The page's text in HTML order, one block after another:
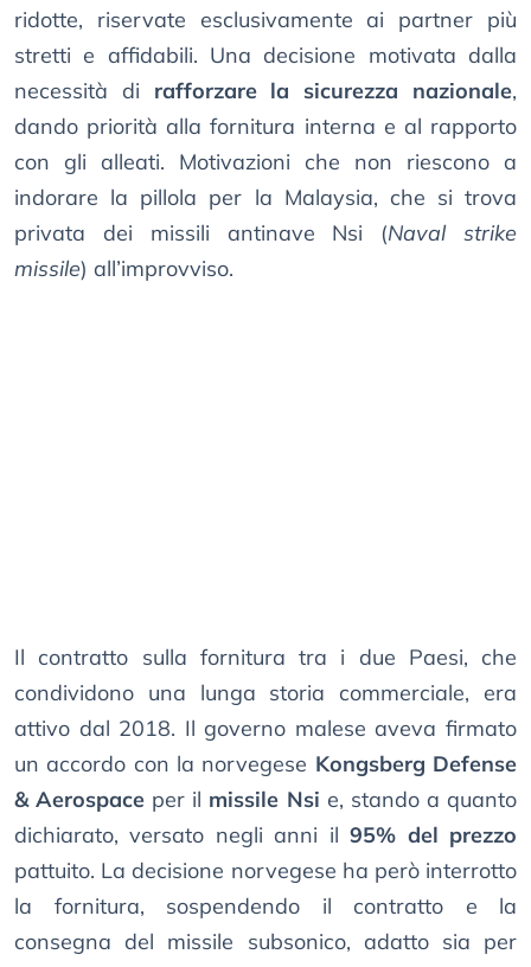
ridotte, riservate esclusivamente ai partner più
stretti e affidabili. Una decisione motivata dalla
necessità di rafforzare la sicurezza nazionale,
dando priorità alla fornitura interna e al rapporto
con gli alleati. Motivazioni che non riescono a
indorare la pillola per la Malaysia, che si trova
privata dei missili antinave Nsi (Naval strike
missile) all’improvviso.
Il contratto sulla fornitura tra i due Paesi, che
condividono una lunga storia commerciale, era
attivo dal 2018. Il governo malese aveva firmato
un accordo con la norvegese Kongsberg Defense
& Aerospace per il missile Nsi e, stando a quanto
dichiarato, versato negli anni il95% del prezzo
pattuito. La decisione norvegese ha però interrotto
la fornitura, sospendendo il contratto e la
consegna del missile subsonico, adatto sia per